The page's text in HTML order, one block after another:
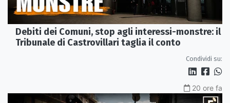
Debiti dei Comuni, stop agli interessi-monstre: il
Tribunale di Castrovillari taglia il conto
Condividi su:
20 ore fa